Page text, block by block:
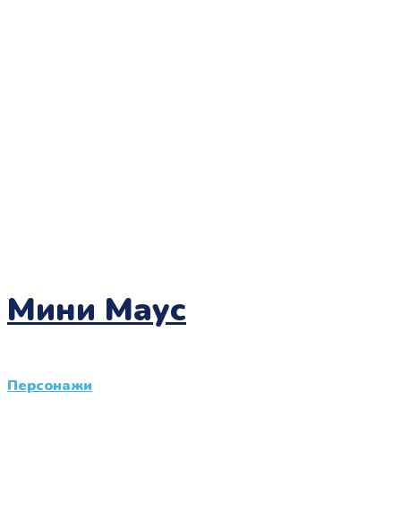
Мини Маус
Персонажи